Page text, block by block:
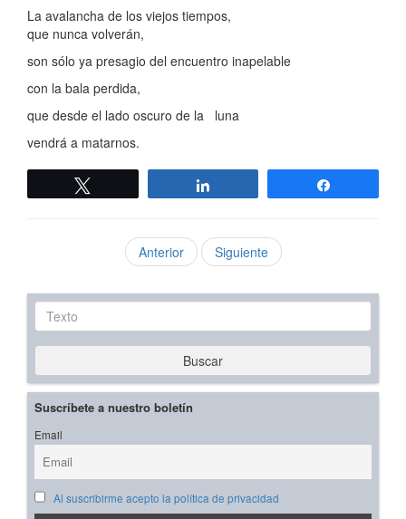
La avalancha de los viejos tiempos,
que nunca volverán,
son sólo ya presagio del encuentro inapelable
con la bala perdida,
que desde el lado oscuro de la luna
vendrá a matarnos.
Anterior Siguiente
Texto
Buscar
Suscríbete a nuestro boletín
Email
Al suscribirme acepto la política de privacidad